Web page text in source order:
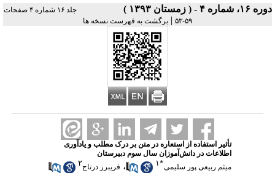
دوره ۱۶، شماره ۴ - ( زمستان ۱۳۹۳ )
جلد ۱۶ شماره ۴ صفحات
۵۹-۵۳
| برگشت به فهرست نسخه ها
تأثیر استفاده از استعاره در متن بر درک مطلب و یادآوری
اطلاعات در دانش‌آموزان سال سوم دبیرستان
میثم ربیعی پور سلیمی*۱ ، فریبرز درتاج۲